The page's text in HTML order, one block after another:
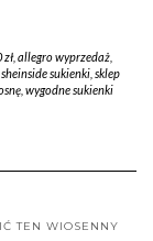
, allegro wyprzedaż,
sheinside sukienki sklep
wygodne sukienki
TEN WIOSENNY